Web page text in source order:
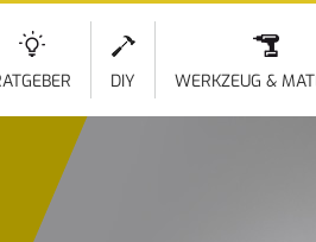
DIY WERKZEUG &